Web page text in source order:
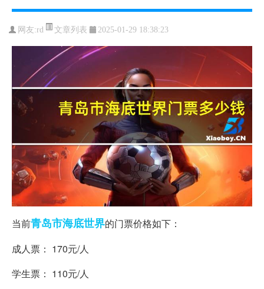
网友:rd 文章列表 2025-01-29 18:38:23
当前青岛市海底世界的门票价格如下：
成人票： 170元/人
学生票： 110元/人